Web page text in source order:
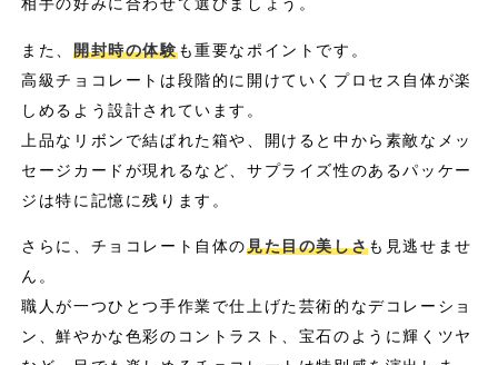
相手の好みに合わせて選びましょう。
また、 開封時の体験も重要なポイントです。
高級チョコレートは段階的に開けていくプロセス自体が楽
しめるよう設計されています。
上品なリボンで結ばれた箱や、開けると中から素敵なメッ
セージカードが現れるなど、サプライズ性のあるパッケー
ジは特に記憶に残ります。
さらに、チョコレート自体の見た目の美しさも見逃せませ
ん。
職人が一つひとつ手作業で仕上げた芸術的なデコレーショ
ン、鮮やかな色彩のコントラスト、宝石のように輝くツヤ